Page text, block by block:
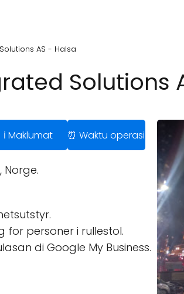
AS - Halsa
Solutions
ℹ️ Maklumat ⏰ Waktu operasi
Norge.
for personer i rullestol.
di Google My Business.